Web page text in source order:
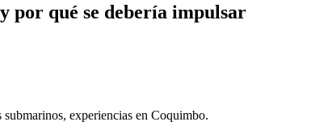
por qué se debería impulsar
experiencias en Coquimbo.